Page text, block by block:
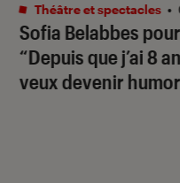
Sofia Belabbes pour
“Depuis que j’ai 8
veux devenir
Théâtre et spectacles •